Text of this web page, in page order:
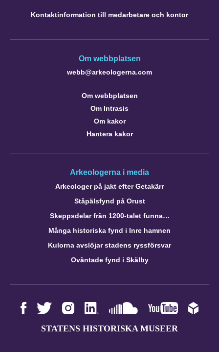
Kontaktinformation till medarbetare och kontor
Om webbplatsen
webb@arkeologerna.com
Om webbplatsen
Om Intrasis
Om kakor
Hantera kakor
Arkeologerna i media
Arkeologer på jakt efter Getakärr
Ståpälsfynd på Orust
Skeppsdelar från 1200-talet funna…
Många historiska fynd i Inre hamnen
Kulorna avslöjar stadens ryssförsvar
Oväntade fynd i Skälby
STATENS HISTORISKA MUSEER